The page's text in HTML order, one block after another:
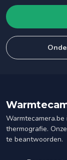
thermografie.
te beantwoorden.